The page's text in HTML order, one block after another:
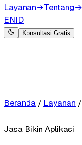
Layanan→Tentang→
ENID
Konsultasi Gratis
Beranda / Layanan /
Jasa Bikin Aplikasi